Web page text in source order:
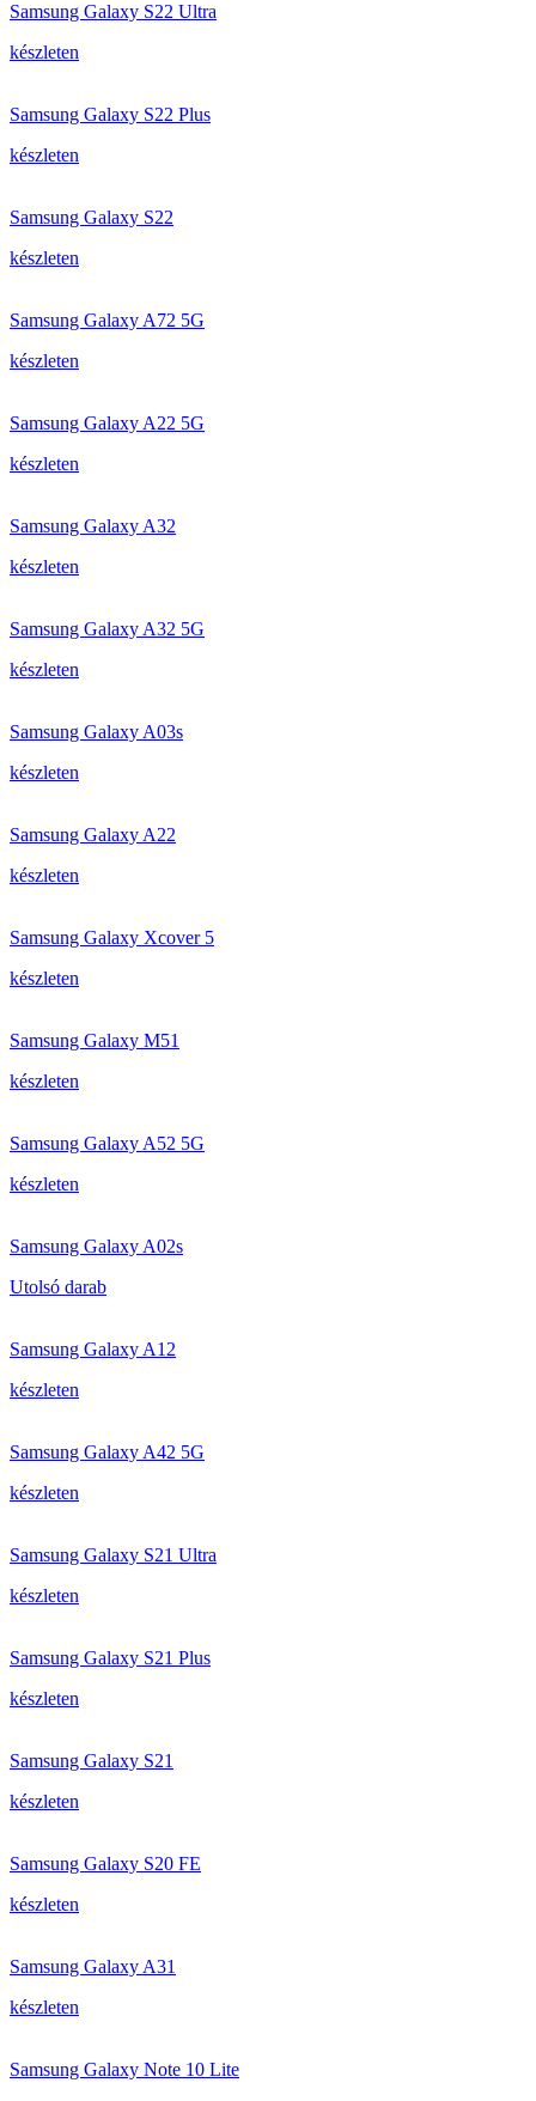
Samsung Galaxy S22 Ultra
készleten
Samsung Galaxy S22 Plus
készleten
Samsung Galaxy S22
készleten
Samsung Galaxy A72 5G
készleten
Samsung Galaxy A22 5G
készleten
Samsung Galaxy A32
készleten
Samsung Galaxy A32 5G
készleten
Samsung Galaxy A03s
készleten
Samsung Galaxy A22
készleten
Samsung Galaxy Xcover 5
készleten
Samsung Galaxy M51
készleten
Samsung Galaxy A52 5G
készleten
Samsung Galaxy A02s
Utolsó darab
Samsung Galaxy A12
készleten
Samsung Galaxy A42 5G
készleten
Samsung Galaxy S21 Ultra
készleten
Samsung Galaxy S21 Plus
készleten
Samsung Galaxy S21
készleten
Samsung Galaxy S20 FE
készleten
Samsung Galaxy A31
készleten
Samsung Galaxy Note 10 Lite